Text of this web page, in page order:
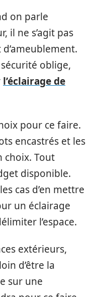
on parle
il ne s’agit pas
oblige,
l’éclairage de
pour ce faire.
encastrés et les
choix. Tout
disponible.
cas d’en mettre
un éclairage
l’espace.
extérieurs,
d’être la
sur une